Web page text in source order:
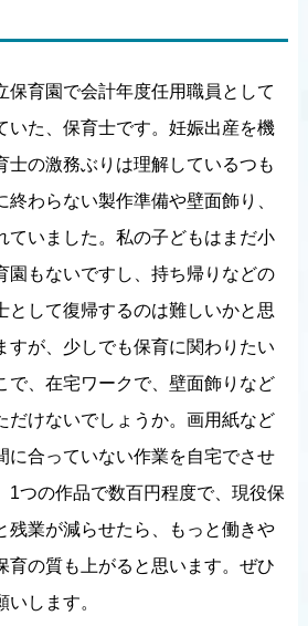
保育園で会計年度任用職員として
いた、保育士です。妊娠出産を機
士の激務ぶりは理解しているつも
終わらない製作準備や壁面飾り、
ていました。私の子どもはまだ小
園もないですし、持ち帰りなどの
として復帰するのは難しいかと思
すが、少しでも保育に関わりたい
で、在宅ワークで、壁面飾りなど
だけないでしょうか。画用紙など
に合っていない作業を自宅でさせ
1つの作品で数百円程度で、現役保
残業が減らせたら、もっと働きや
育の質も上がると思います。ぜひ
します。